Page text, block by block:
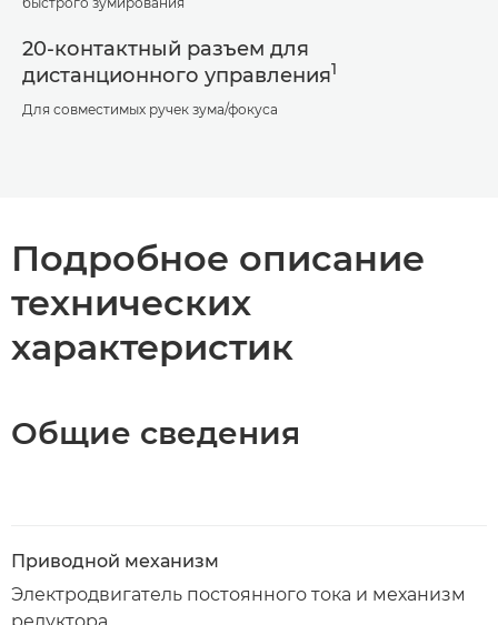
20-контактный разъем для
дистанционного управления1
Для совместимых ручек зума/фокуса
Подробное описание
технических
характеристик
Общие сведения
Приводной механизм
Электродвигатель постоянного тока и механизм